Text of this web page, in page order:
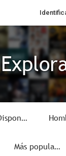
Disponible
Más populares